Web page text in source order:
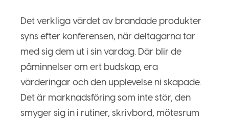
Det verkliga värdet av brandade produkter
syns efter konferensen, när deltagarna tar
med sig dem ut i sin vardag. Där blir de
påminnelser om ert budskap, era
värderingar och den upplevelse ni skapade.
Det är marknadsföring som inte stör, den
smyger sig in i rutiner, skrivbord, mötesrum